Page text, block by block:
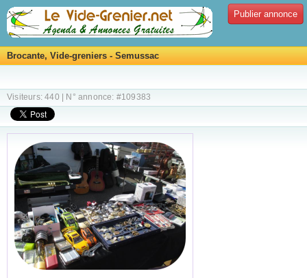
Publier annonce
Brocante, Vide-greniers - Semussac
Visiteurs: 440 | N° annonce: #109383